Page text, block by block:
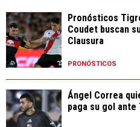
Pronósticos
Coudet buscan
Clausura
PRONÓSTICOS
Ángel Correa
paga su gol ante